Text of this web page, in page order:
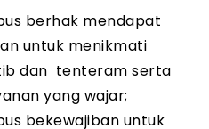
berhak mendapat
untuk menikmati
dan tenteram serta
yang wajar;
bekewajiban untuk